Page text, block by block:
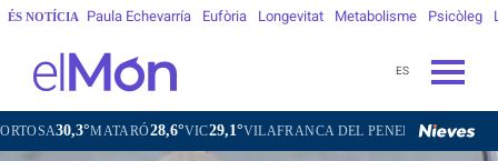
ÉS NOTÍCIA Paula Echevarría Eufòria Longevitat Metabolisme Psicòleg
ES
28,6°VIC29,1°VILAFRANCA DEL PENEDÈS27,7° VILANOVA I LA